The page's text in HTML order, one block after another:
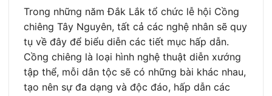
Trong những năm Đắk Lắk tổ chức lễ hội Cồng
chiêng Tây Nguyên, tất cả các nghệ nhân sẽ quy
tụ về đây để biểu diễn các tiết mục hấp dẫn.
Cồng chiêng là loại hình nghệ thuật diễn xướng
tập thể, mỗi dân tộc sẽ có những bài khác nhau,
tạo nên sự đa dạng và độc đáo, hấp dẫn các